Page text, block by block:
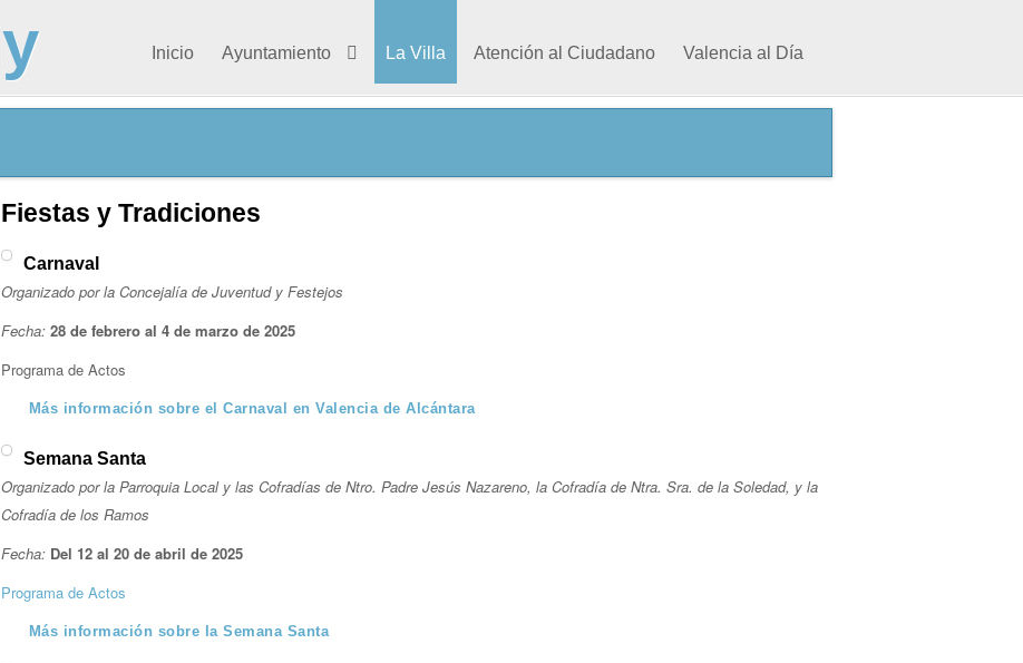
Inicio Ayuntamiento La Villa Atención al Ciudadano Valencia al Día
Fiestas y Tradiciones
Carnaval
Organizado por la Concejalía de Juventud y Festejos
Fecha: 28 de febrero al 4 de marzo de 2025
Programa de Actos
Más información sobre el Carnaval en Valencia de Alcántara
Semana Santa
Organizado por la Parroquia Local y las Cofradías de Ntro. Padre Jesús Nazareno, la Cofradía de Ntra. Sra. de la Soledad, y la
Cofradía de los Ramos
Fecha: Del 12 al 20 de abril de 2025
Programa de Actos
Más información sobre la Semana Santa